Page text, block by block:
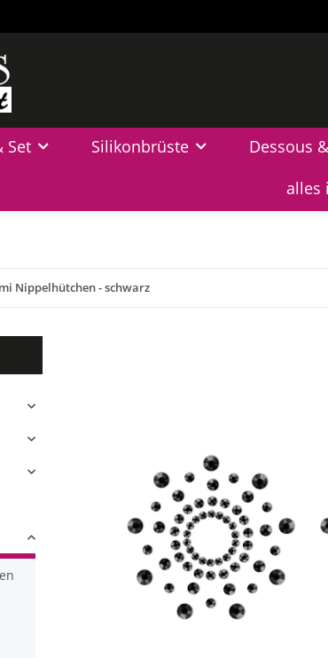
Set Silikonbrüste Dessous
alles
Nippelhütchen - schwarz